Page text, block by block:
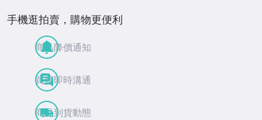
手機逛拍賣，購物更便利
商品降價通知
買賣即時溝通
商品到貨動態